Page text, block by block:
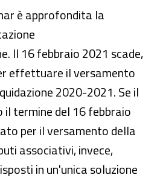
è approfondita la
Il 16 febbraio 2021 scade,
effettuare il versamento
2020-2021. Se il
termine del 16 febbraio
per il versamento della
associativi, invece,
in un'unica soluzione